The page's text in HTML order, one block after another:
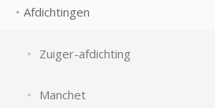
Afdichtingen
Zuiger-afdichting
Manchet